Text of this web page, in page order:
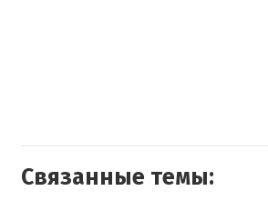
Связанные темы: